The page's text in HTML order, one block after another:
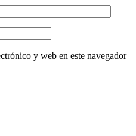
y web en este navegador